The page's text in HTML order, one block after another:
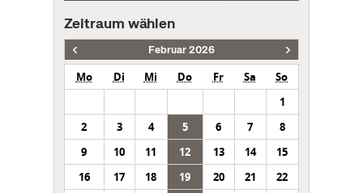
Zeitraum wählen
Februar 2026
Mo Di Mi Do Fr Sa
So
1
2
3 4 5 6 7
8
9
10 11 12 13 14
15
16
17 18 19 20 21
22